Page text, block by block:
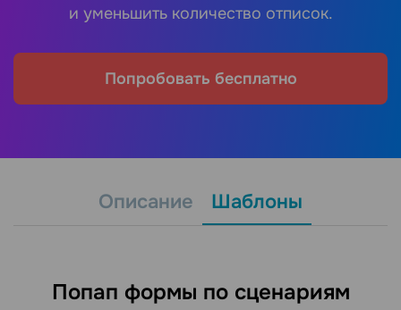
и уменьшить количество отписок.
Попробовать бесплатно
Описание Шаблоны
Попап формы по сценариям